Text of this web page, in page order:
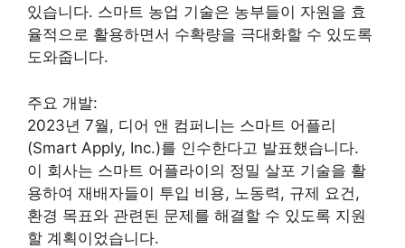
있습니다. 스마트 농업 기술은 농부들이 자원을 효
율적으로 활용하면서 수확량을 극대화할 수 있도록
도와줍니다.
주요 개발:
2023년 7월, 디어 앤 컴퍼니는 스마트 어플리
(Smart Apply, Inc.)를 인수한다고 발표했습니다.
이 회사는 스마트 어플라이의 정밀 살포 기술을 활
용하여 재배자들이 투입 비용, 노동력, 규제 요건,
환경 목표와 관련된 문제를 해결할 수 있도록 지원
할 계획이었습니다.